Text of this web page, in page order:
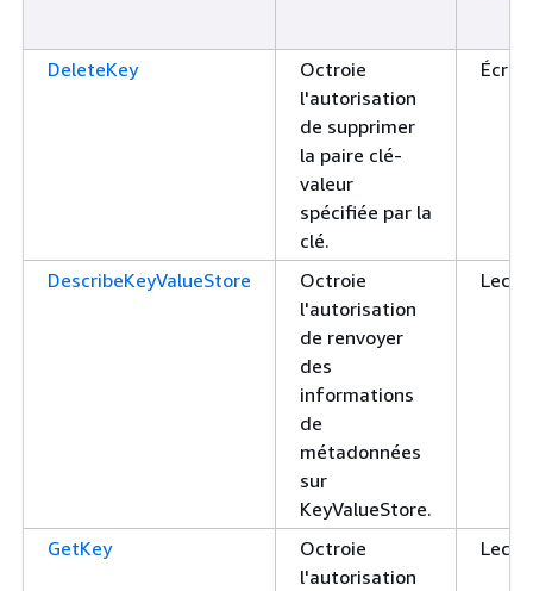
DeleteKey
Octroie
l'autorisation
de supprimer
la paire clé-
valeur
spécifiée par la
clé.
Écrire
DescribeKeyValueStore
Octroie
l'autorisation
de renvoyer
des
informations
de
métadonnées
sur
KeyValueStore.
GetKey
Octroie
l'autorisation